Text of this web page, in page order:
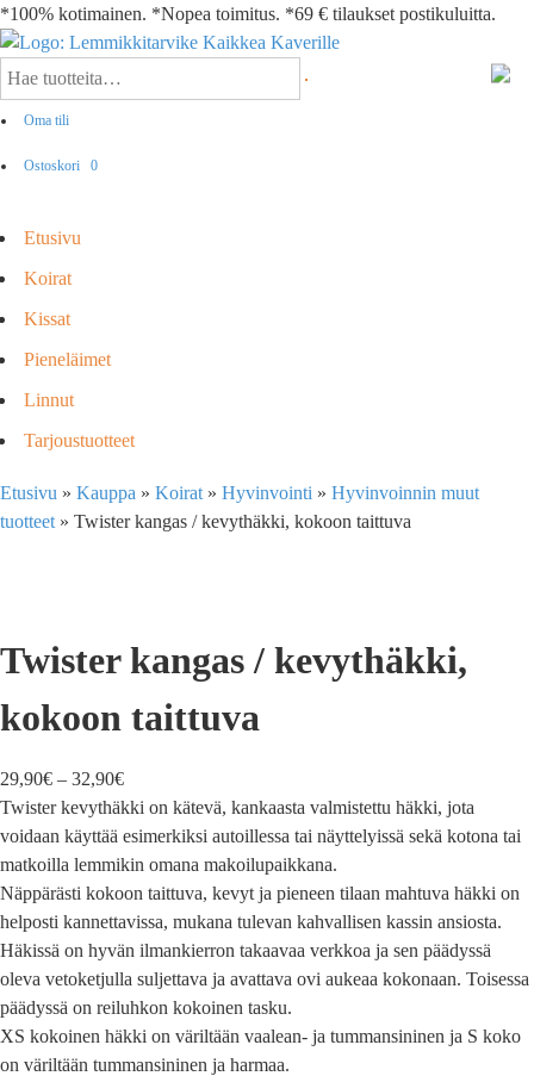
*100% kotimainen. *Nopea toimitus. *69 € tilaukset postikuluitta.
Oma tili
Ostoskori 0
Etusivu
Koirat
Kissat
Pieneläimet
Linnut
Tarjoustuotteet
Etusivu » Kauppa » Koirat » Hyvinvointi » Hyvinvoinnin muut
tuotteet » Twister kangas / kevythäkki, kokoon taittuva
Twister kangas / kevythäkki,
kokoon taittuva
29,90€ – 32,90€
Twister kevythäkki on kätevä, kankaasta valmistettu häkki, jota
voidaan käyttää esimerkiksi autoillessa tai näyttelyissä sekä kotona tai
matkoilla lemmikin omana makoilupaikkana.
Näppärästi kokoon taittuva, kevyt ja pieneen tilaan mahtuva häkki on
helposti kannettavissa, mukana tulevan kahvallisen kassin ansiosta.
Häkissä on hyvän ilmankierron takaavaa verkkoa ja sen päädyssä
oleva vetoketjulla suljettava ja avattava ovi aukeaa kokonaan. Toisessa
päädyssä on reiluhkon kokoinen tasku.
XS kokoinen häkki on väriltään vaalean- ja tummansininen ja S koko
on väriltään tummansininen ja harmaa.